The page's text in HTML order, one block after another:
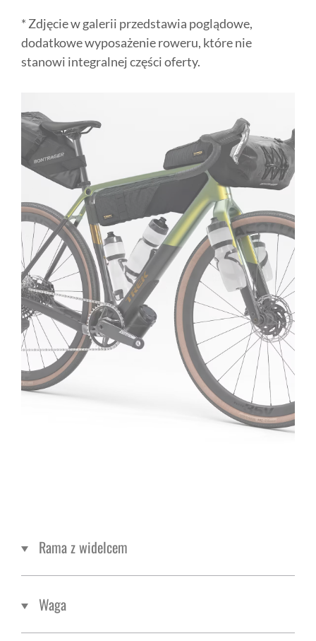
* Zdjęcie w galerii przedstawia poglądowe,
dodatkowe wyposażenie roweru, które nie
stanowi integralnej części oferty.
Rama z widelcem
Waga